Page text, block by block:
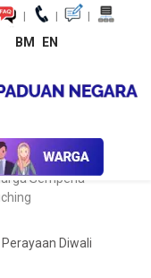
| | |
BM EN
Foto
Galeri Foto
Sempena
Diwali